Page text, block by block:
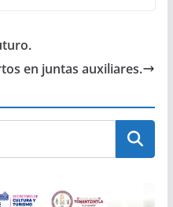
en juntas auxiliares.